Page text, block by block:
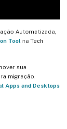
Automatizada,
Tool na Tech
sua
migração,
Apps and Desktops